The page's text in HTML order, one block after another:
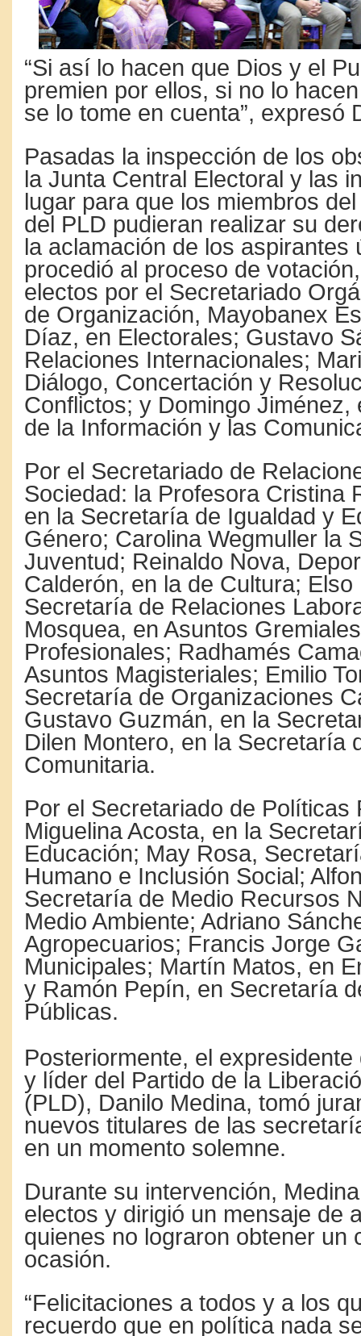
“Si así lo hacen que Dios y el
premien por ellos, si no lo
se lo tome en cuenta”, expresó
Pasadas la inspección de los
la Junta Central Electoral y las
lugar para que los miembros
del PLD pudieran realizar su
la aclamación de los aspirantes
procedió al proceso de
electos por el Secretariado
de Organización, Mayobanex
Díaz, en Electorales; Gustavo
Relaciones Internacionales;
Diálogo, Concertación y
Conflictos; y Domingo Jiménez,
de la Información y las
Por el Secretariado de
Sociedad: la Profesora Cristina
en la Secretaría de Igualdad y
Género; Carolina Wegmuller la
Juventud; Reinaldo Nova,
Calderón, en la de Cultura;
Secretaría de Relaciones
Mosquea, en Asuntos
Profesionales; Radhamés
Asuntos Magisteriales; Emilio
Secretaría de Organizaciones
Gustavo Guzmán, en la
Dilen Montero, en la Secretaría
Comunitaria.
Por el Secretariado de Políticas
Miguelina Acosta, en la
Educación; May Rosa,
Humano e Inclusión Social;
Secretaría de Medio Recursos
Medio Ambiente; Adriano
Agropecuarios; Francis Jorge
Municipales; Martín Matos, en
y Ramón Pepín, en Secretaría
Públicas.
Posteriormente, el
y líder del Partido de la
(PLD), Danilo Medina, tomó
nuevos titulares de las
en un momento solemne.
Durante su intervención,
electos y dirigió un mensaje de
quienes no lograron obtener un
ocasión.
“Felicitaciones a todos y a los
recuerdo que en política nada